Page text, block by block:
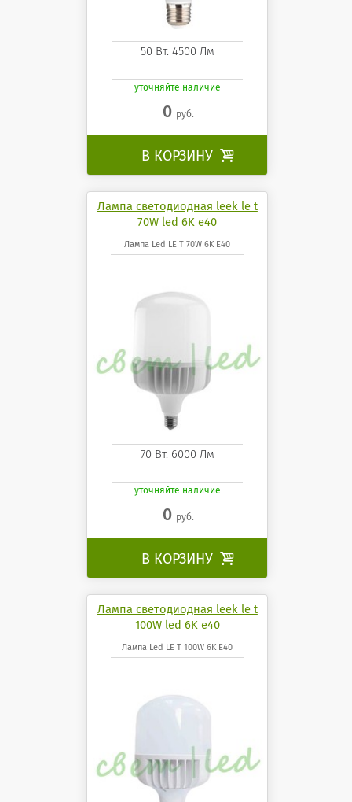
50 Вт. 4500 Лм
уточняйте наличие
0 руб.
В КОРЗИНУ 
Лампа светодиодная leek le t
70W led 6K e40
Лампа Led LE T 70W 6K E40
70 Вт. 6000 Лм
уточняйте наличие
0 руб.
В КОРЗИНУ 
Лампа светодиодная leek le t
100W led 6K e40
Лампа Led LE T 100W 6K E40